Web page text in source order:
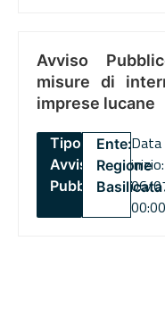
Avviso
misure di
imprese lucane
Tipo:
Avviso
Pubblico
Ente:
Regione
Basilicata
Data
inizio:
06/
00:00